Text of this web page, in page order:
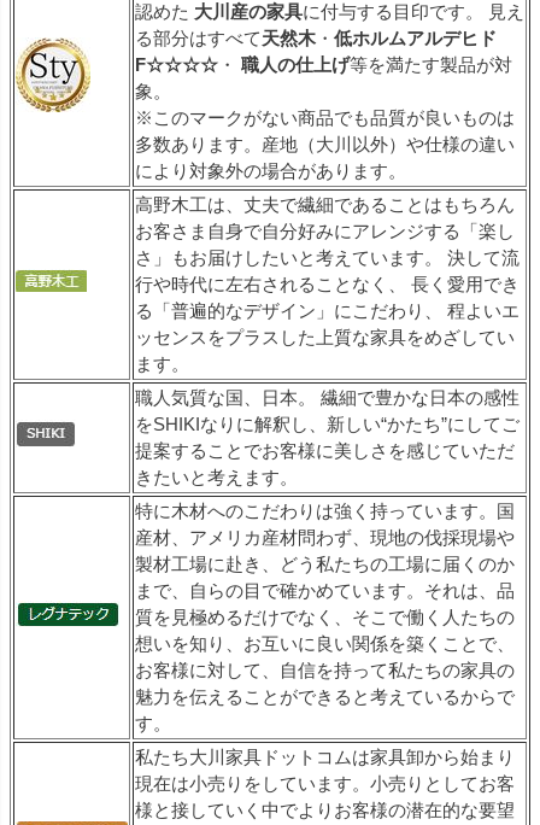
認めた 大川産の家具に付与する目印です。 見え
る部分はすべて天然木 ・ 低ホルムアルデヒド
F☆☆☆☆ ・ 職人の仕上げ等を満たす製品が対
象。
※このマークがない商品でも品質が良いものは
多数あります。産地（大川以外）や仕様の違い
により対象外の場合があります。
高野木工は、丈夫で繊細であることはもちろん
お客さま自身で自分好みにアレンジする「楽し
さ」もお届けしたいと考えています。 決して流
行や時代に左右されることなく、 長く愛用でき
る「普遍的なデザイン」にこだわり、 程よいエ
ッセンスをプラスした上質な家具をめざしてい
ます。
職人気質な国、日本。 繊細で豊かな日本の感性
をSHIKIなりに解釈し、新しい“かたち”にしてご
提案することでお客様に美しさを感じていただ
きたいと考えます。
特に木材へのこだわりは強く持っています。国
産材、アメリカ産材問わず、現地の伐採現場や
製材工場に赴き、どう私たちの工場に届くのか
まで、自らの目で確かめています。それは、品
質を見極めるだけでなく、そこで働く人たちの
想いを知り、お互いに良い関係を築くことで、
お客様に対して、自信を持って私たちの家具の
魅力を伝えることができると考えているからで
す。
私たち大川家具ドットコムは家具卸から始まり
現在は小売りをしています。小売りとしてお客
様と接していく中でよりお客様の潜在的な要望